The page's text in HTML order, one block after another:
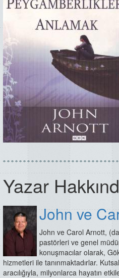
Yazar
John ve
John ve Carol Arnott,
pastörleri ve genel
konuşmacılar olarak,
hizmetleri ile tanınmaktadırlar.
aracılığıyla, milyonlarca hayatın